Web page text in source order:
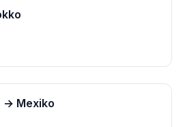
→ Mexiko